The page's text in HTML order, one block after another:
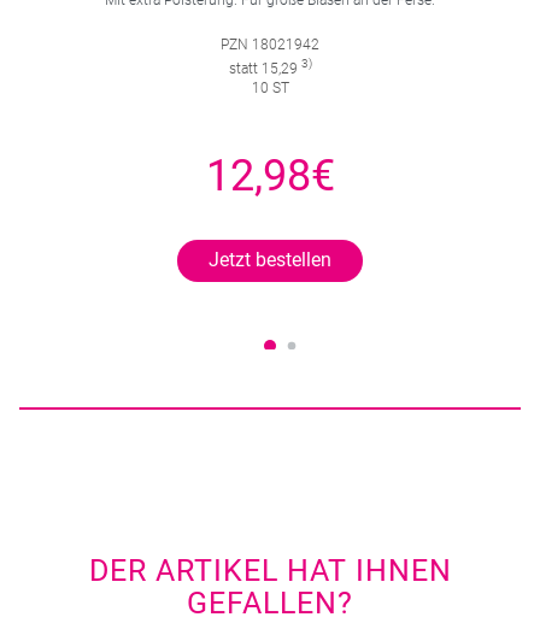
PZN 18021942
statt 15,29 3)
10 ST
12,98€
Jetzt bestellen
DER ARTIKEL HAT IHNEN
GEFALLEN?